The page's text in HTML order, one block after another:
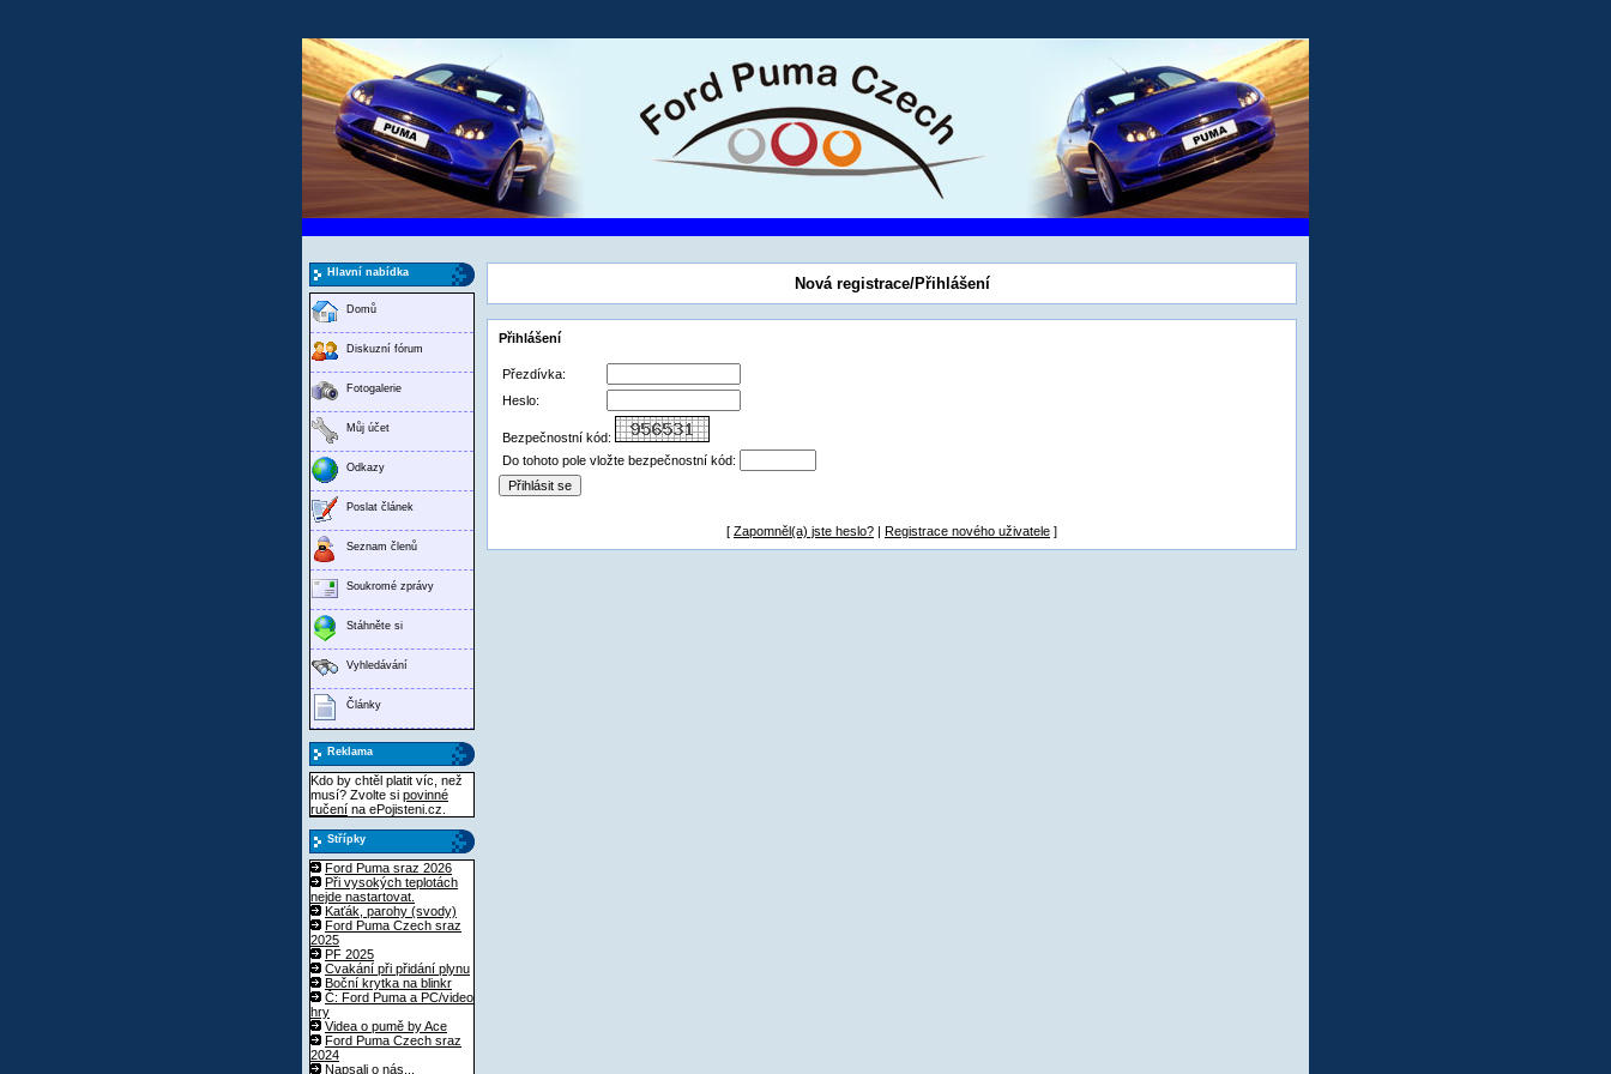
Hlavní nabídka
Domů
Diskuzní fórum
Fotogalerie
Můj účet
Odkazy
Poslat článek
Seznam členů
Soukromé zprávy
Stáhněte si
Vyhledávání
Články
Reklama
Kdo by chtěl platit víc, než
musí? Zvolte si povinné
ručení na ePojisteni.cz.
Střípky
Ford Puma sraz 2026
Při vysokých teplotách
nejde nastartovat.
Kaťák, parohy (svody)
Ford Puma Czech sraz
2025
PF 2025
Cvakání při přidání plynu
Boční krytka na blinkr
Č: Ford Puma a PC/video
hry
Videa o pumě by Ace
Ford Puma Czech sraz
2024
Napsali o nás...
Nová registrace/Přihlášení
Přihlášení
Přezdívka:
Heslo:
Bezpečnostní kód:
Do tohoto pole vložte bezpečnostní kód:
[ Zapomněl(a) jste heslo? | Registrace nového uživatele ]